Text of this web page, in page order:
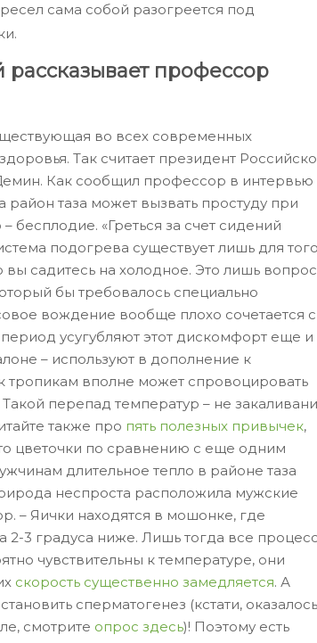
сама собой разогреется под
профессор
во всех современных
Так считает президент
Как сообщил профессор в интервью
район таза может вызвать простуду при
бесплодие. «Греться за счет сидений
подогрева существует лишь для
садитесь на холодное. Это лишь вопрос
бы требовалось специально
вождение вообще плохо сочетается с
усугубляют этот дискомфорт еще и
– используют в дополнение к
тропикам вполне может спровоцировать
перепад температур – не
также про пять полезных привычек,
цветочки по сравнению с еще одним
длительное тепло в районе таза
неспроста расположила мужские
– Яички находятся в мошонке, где
2-3 градуса ниже. Лишь тогда все
чувствительны к температуре, они
скорость существенно замедляется. А
сперматогенез (кстати,
смотрите опрос здесь)! Поэтому есть